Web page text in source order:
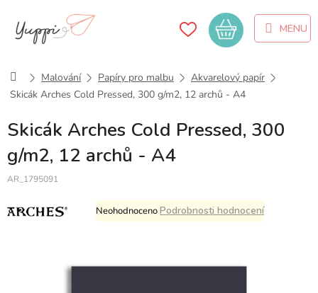
obsah
Nákupní
košík
DomůMalování Papíry pro malbu
Akvarelový papír
Skicák Arches Cold Pressed, 300 g/m2, 12 archů - A4
Skicák Arches Cold Pressed, 300
g/m2, 12 archů - A4
AR_1795091
Průměrné
hodnocení
NeohodnocenoPodrobnosti hodnocení